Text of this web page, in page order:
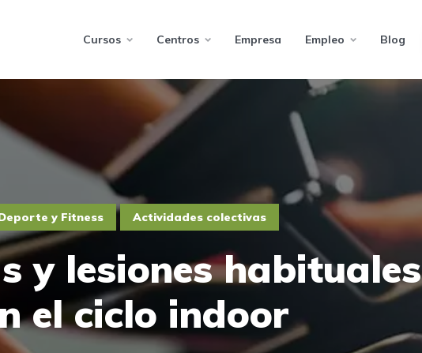
Cursos Centros Empresa Empleo Blog
y Fitness Actividades colectivas
y lesiones habituales
el ciclo indoor